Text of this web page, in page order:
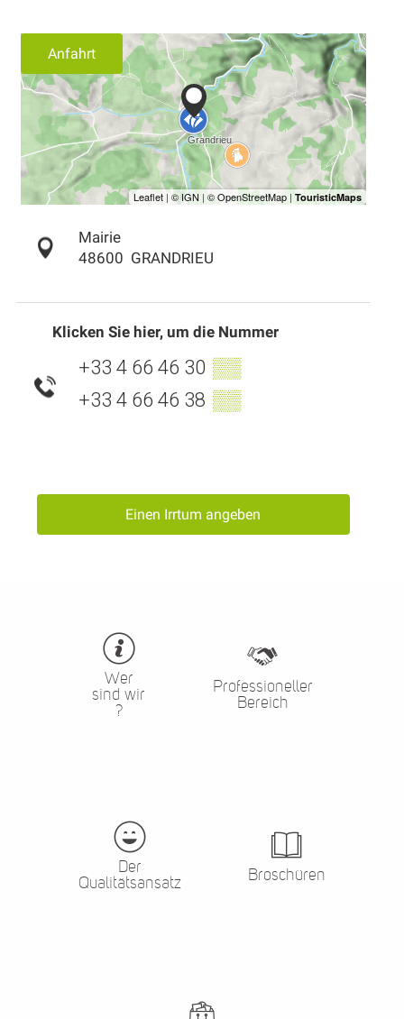
Anfahrt
Mairie
48600 GRANDRIEU
Klicken Sie hier, um die Nummer
+33 4 66 46 30 ▒▒
+33 4 66 46 38 ▒▒
Einen Irrtum angeben
Wer
sind wir
?
Professioneller
Bereich
Der
Qualitätsansatz
Broschüren